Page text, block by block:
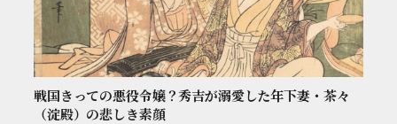
戦国きっての悪役令嬢？秀吉が溺愛した年下妻・茶々
（淀殿）の悲しき素顔